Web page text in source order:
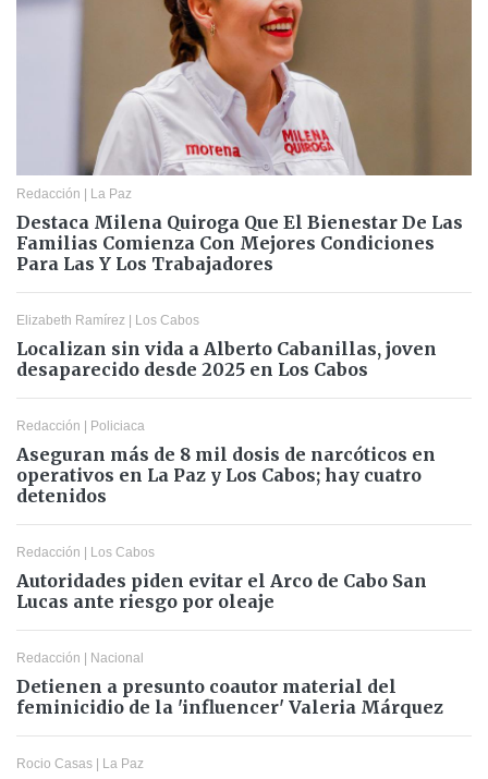
Redacción | La Paz
Destaca Milena Quiroga Que El Bienestar De Las
Familias Comienza Con Mejores Condiciones
Para Las Y Los Trabajadores
Elizabeth Ramírez | Los Cabos
Localizan sin vida a Alberto Cabanillas, joven
desaparecido desde 2025 en Los Cabos
Redacción | Policiaca
Aseguran más de 8 mil dosis de narcóticos en
operativos en La Paz y Los Cabos; hay cuatro
detenidos
Redacción | Los Cabos
Autoridades piden evitar el Arco de Cabo San
Lucas ante riesgo por oleaje
Redacción | Nacional
Detienen a presunto coautor material del
feminicidio de la 'influencer' Valeria Márquez
Rocio Casas | La Paz